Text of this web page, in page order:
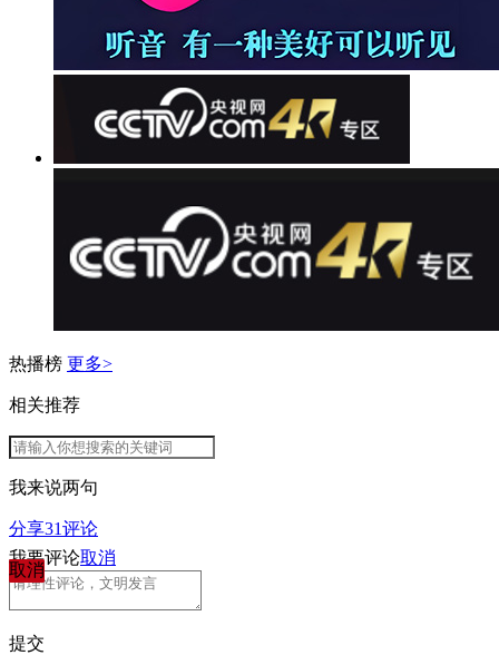
热播榜 更多>
相关推荐
我来说两句
分享31评论
取消
我要评论取消
提交